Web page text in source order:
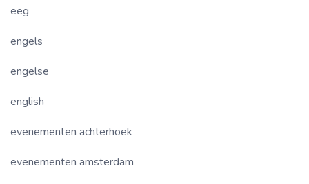
eeg
engels
engelse
english
evenementen achterhoek
evenementen amsterdam